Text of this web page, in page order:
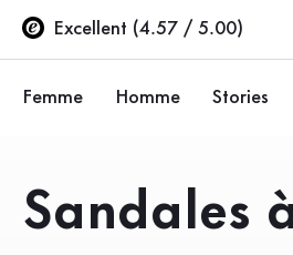
Accéder au contenu principal
Accéder à la table des matières
Accéder à la navigation principale
Excellent (4.57 / 5.00)
Femme
Chaussures basses
Homme
Chaussures basses
Stories
Produits
Sandales